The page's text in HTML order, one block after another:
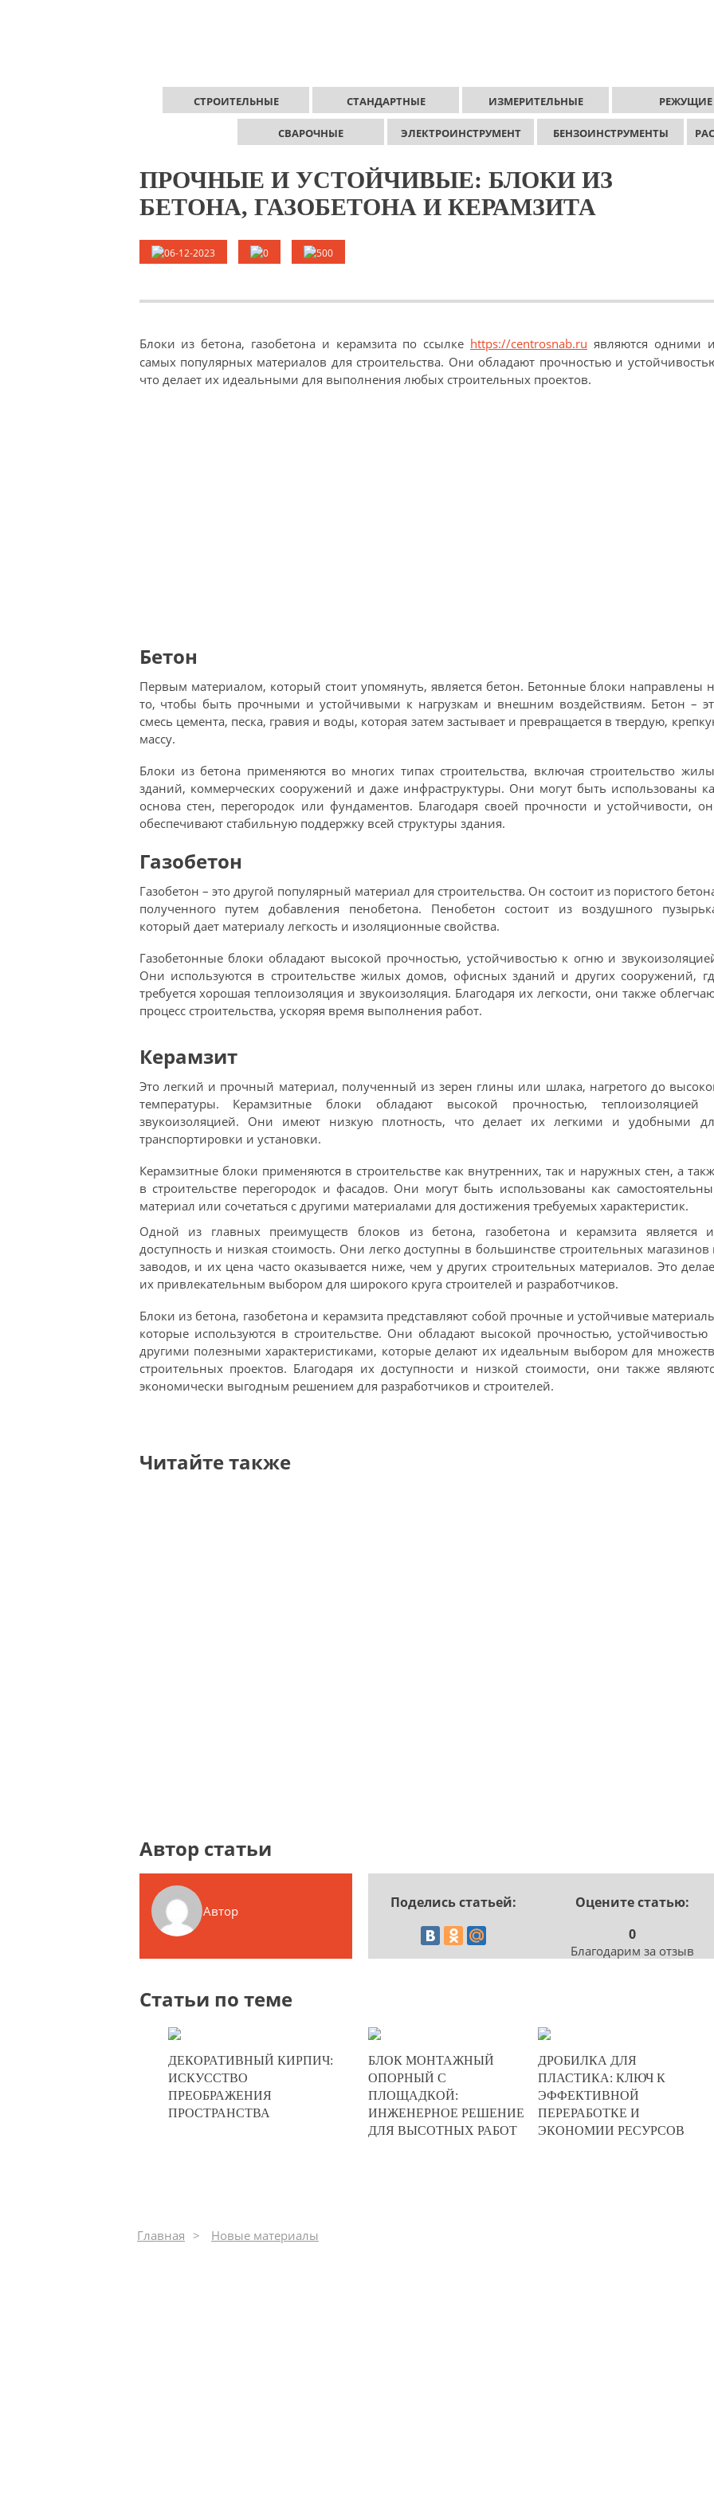
СТРОИТЕЛЬНЫЕ СТАНДАРТНЫЕ ИЗМЕРИТЕЛЬНЫЕ РЕЖУЩИЕ
СВАРОЧНЫЕ ЭЛЕКТРОИНСТРУМЕНТ БЕНЗОИНСТРУМЕНТЫ
ПРОЧНЫЕ И УСТОЙЧИВЫЕ: БЛОКИ ИЗ
БЕТОНА, ГАЗОБЕТОНА И КЕРАМЗИТА
06-12-2023 0 500
Блоки из бетона, газобетона и керамзита по ссылке https://centrosnab.ru являются одними
самых популярных материалов для строительства. Они обладают прочностью и
что делает их идеальными для выполнения любых строительных проектов.
Бетон
Первым материалом, который стоит упомянуть, является бетон. Бетонные блоки направлены
то, чтобы быть прочными и устойчивыми к нагрузкам и внешним воздействиям. Бетон –
смесь цемента, песка, гравия и воды, которая затем застывает и превращается в твердую,
массу.
Блоки из бетона применяются во многих типах строительства, включая строительство
зданий, коммерческих сооружений и даже инфраструктуры. Они могут быть использованы
основа стен, перегородок или фундаментов. Благодаря своей прочности и устойчивости,
обеспечивают стабильную поддержку всей структуры здания.
Газобетон
Газобетон – это другой популярный материал для строительства. Он состоит из пористого
полученного путем добавления пенобетона. Пенобетон состоит из воздушного
который дает материалу легкость и изоляционные свойства.
Газобетонные блоки обладают высокой прочностью, устойчивостью к огню и
Они используются в строительстве жилых домов, офисных зданий и других сооружений,
требуется хорошая теплоизоляция и звукоизоляция. Благодаря их легкости, они также
процесс строительства, ускоряя время выполнения работ.
Керамзит
Это легкий и прочный материал, полученный из зерен глины или шлака, нагретого до
температуры. Керамзитные блоки обладают высокой прочностью, теплоизоляцией
звукоизоляцией. Они имеют низкую плотность, что делает их легкими и удобными
транспортировки и установки.
Керамзитные блоки применяются в строительстве как внутренних, так и наружных стен, а
в строительстве перегородок и фасадов. Они могут быть использованы как
материал или сочетаться с другими материалами для достижения требуемых характеристик.
Одной из главных преимуществ блоков из бетона, газобетона и керамзита является
доступность и низкая стоимость. Они легко доступны в большинстве строительных магазинов
заводов, и их цена часто оказывается ниже, чем у других строительных материалов. Это
их привлекательным выбором для широкого круга строителей и разработчиков.
Блоки из бетона, газобетона и керамзита представляют собой прочные и устойчивые
которые используются в строительстве. Они обладают высокой прочностью, устойчивостью
другими полезными характеристиками, которые делают их идеальным выбором для
строительных проектов. Благодаря их доступности и низкой стоимости, они также
экономически выгодным решением для разработчиков и строителей.
Читайте также
Автор статьи
Автор Поделись статьей:
Оцените статью:
0
Благодарим за отзыв
Статьи по теме
0
324
ДЕКОРАТИВНЫЙ КИРПИЧ:
ИСКУССТВО
ПРЕОБРАЖЕНИЯ
ПРОСТРАНСТВА
0
191
БЛОК МОНТАЖНЫЙ
ОПОРНЫЙ С
ПЛОЩАДКОЙ:
ИНЖЕНЕРНОЕ РЕШЕНИЕ
ДЛЯ ВЫСОТНЫХ РАБОТ
0
250
ДРОБИЛКА ДЛЯ
ПЛАСТИКА: КЛЮЧ К
ЭФФЕКТИВНОЙ
ПЕРЕРАБОТКЕ И
ЭКОНОМИИ РЕСУРСОВ
Главная Новые материалы